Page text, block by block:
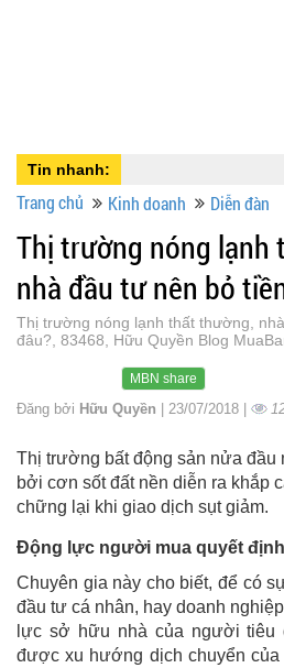
Tin nhanh:
Trang chủ Kinh doanh Diễn đàn
Thị trường nóng lạnh
nhà đầu tư nên bỏ
Thị trường nóng lạnh thất thường,
đâu?, 83468, Hữu Quyền Blog
MBN share
Đăng bởi Hữu Quyền | 23/07/2018 |
Thị trường bất động sản nửa đầu
bởi cơn sốt đất nền diễn ra khắp
chững lại khi giao dịch sụt giảm.
Động lực người mua quyết
Chuyên gia này cho biết, để có
đầu tư cá nhân, hay doanh
lực sở hữu nhà của người tiêu
được xu hướng dịch chuyển của